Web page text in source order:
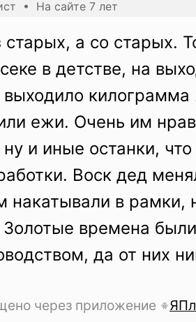
• На сайте 7 лет
старых, а со старых.
в детстве, на
выходило килограмма
ежи. Очень им
ну и иные останки,
Воск дед
накатывали в рамки,
Золотые времена
да от них
через приложение